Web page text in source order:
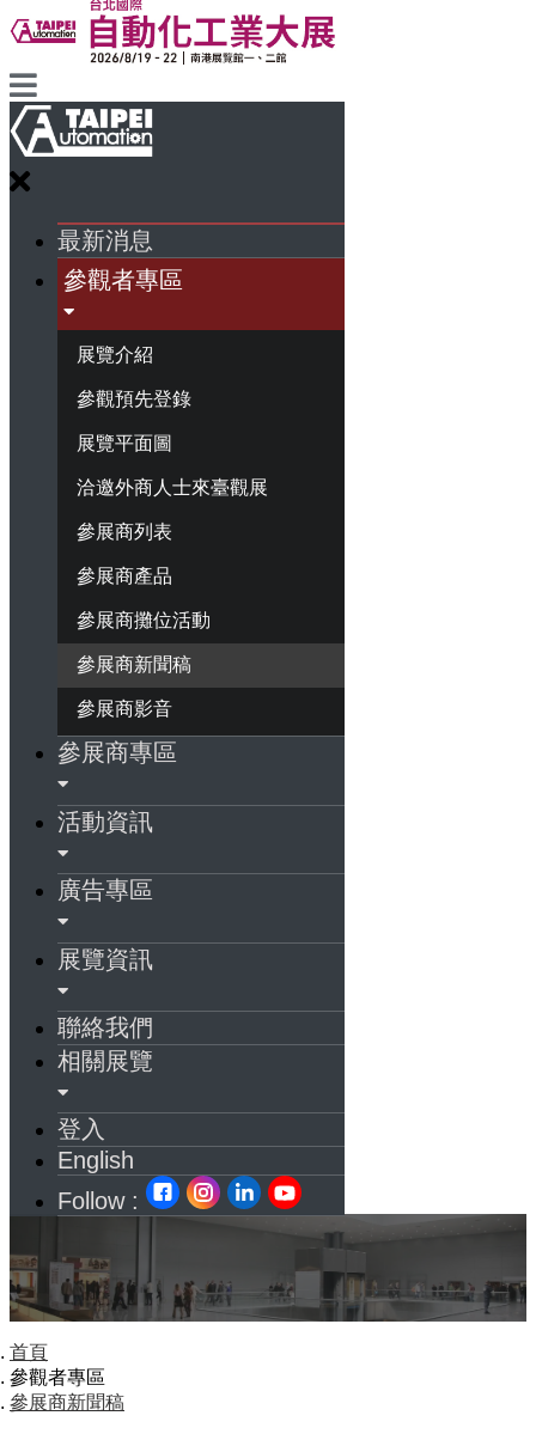
最新消息
參觀者專區
展覽介紹
參觀預先登錄
展覽平面圖
洽邀外商人士來臺觀展
參展商列表
參展商產品
參展商攤位活動
參展商新聞稿
參展商影音
參展商專區
活動資訊
廣告專區
展覽資訊
聯絡我們
相關展覽
登入
English
Follow :
首頁
參觀者專區
參展商新聞稿